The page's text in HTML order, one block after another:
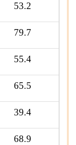
53.2
79.7
55.4
65.5
39.4
68.9